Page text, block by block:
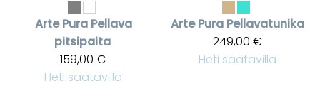
Arte Pura Pellava
pitsipaita
159,00 €
Heti saatavilla
Arte Pura Pellavatunika
249,00 €
Heti saatavilla